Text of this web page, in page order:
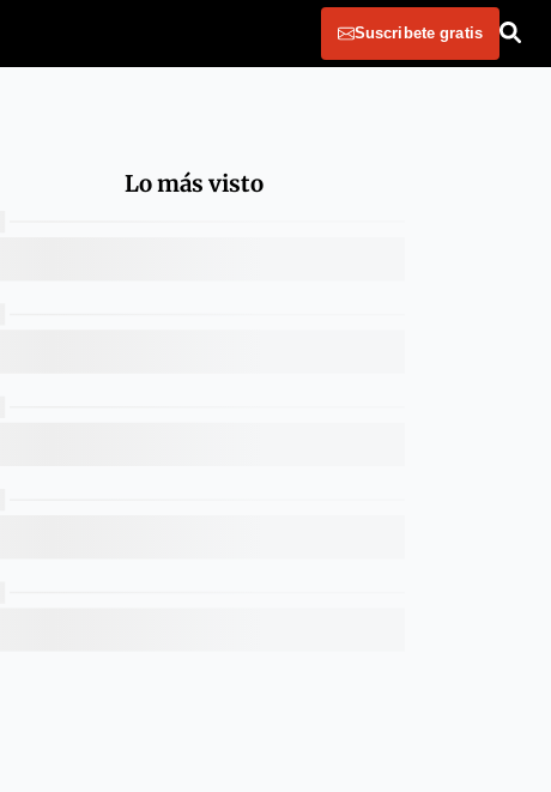
Suscribete gratis
Lo más visto